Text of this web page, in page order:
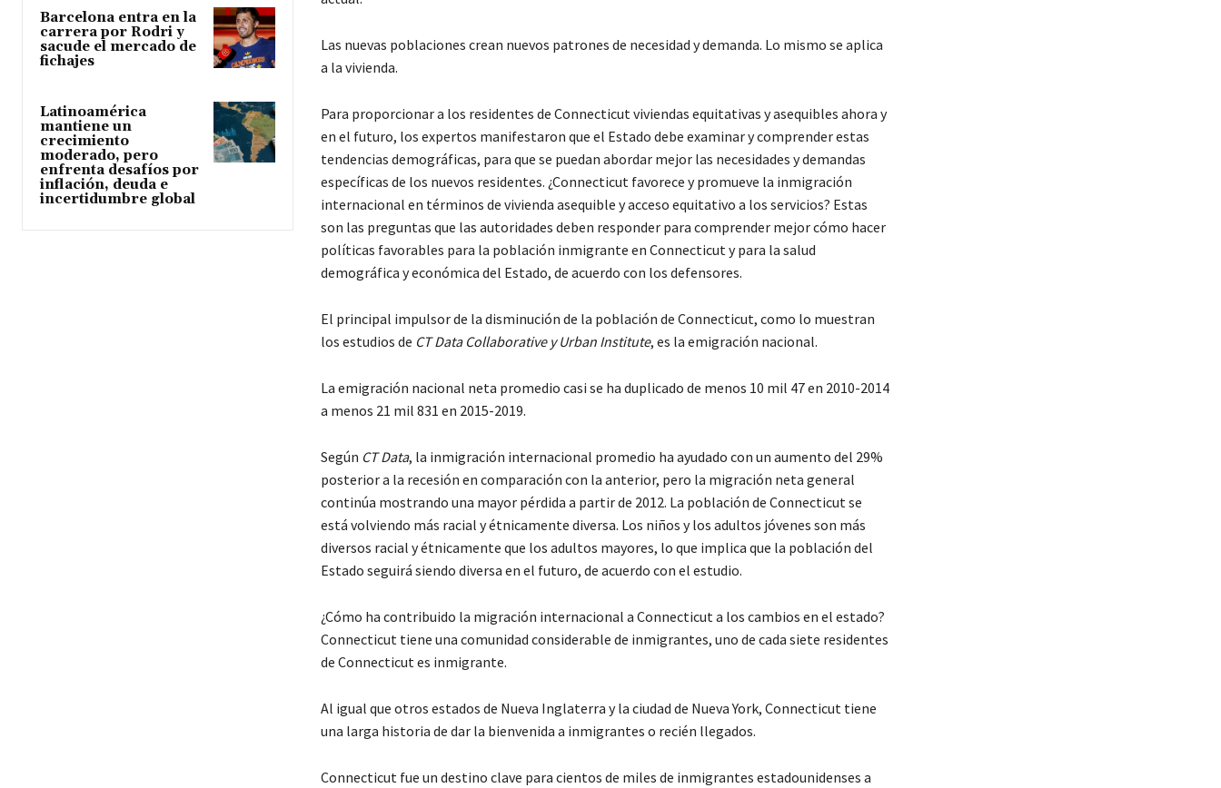
Barcelona entra en la
carrera por Rodri y
sacude el mercado de
fichajes
Latinoamérica
mantiene un
crecimiento
moderado, pero
enfrenta desafíos por
inflación, deuda e
incertidumbre global
Las nuevas poblaciones crean nuevos patrones de necesidad y demanda. Lo mismo se aplica
a la vivienda.
Para proporcionar a los residentes de Connecticut viviendas equitativas y asequibles ahora y
en el futuro, los expertos manifestaron que el Estado debe examinar y comprender estas
tendencias demográficas, para que se puedan abordar mejor las necesidades y demandas
específicas de los nuevos residentes. ¿Connecticut favorece y promueve la inmigración
internacional en términos de vivienda asequible y acceso equitativo a los servicios? Estas
son las preguntas que las autoridades deben responder para comprender mejor cómo hacer
políticas favorables para la población inmigrante en Connecticut y para la salud
demográfica y económica del Estado, de acuerdo con los defensores.
El principal impulsor de la disminución de la población de Connecticut, como lo muestran
los estudios de CT Data Collaborative y Urban Institute, es la emigración nacional.
La emigración nacional neta promedio casi se ha duplicado de menos 10 mil 47 en 2010-2014
a menos 21 mil 831 en 2015-2019.
Según CT Data, la inmigración internacional promedio ha ayudado con un aumento del 29%
posterior a la recesión en comparación con la anterior, pero la migración neta general
continúa mostrando una mayor pérdida a partir de 2012. La población de Connecticut se
está volviendo más racial y étnicamente diversa. Los niños y los adultos jóvenes son más
diversos racial y étnicamente que los adultos mayores, lo que implica que la población del
Estado seguirá siendo diversa en el futuro, de acuerdo con el estudio.
¿Cómo ha contribuido la migración internacional a Connecticut a los cambios en el estado?
Connecticut tiene una comunidad considerable de inmigrantes, uno de cada siete residentes
de Connecticut es inmigrante.
Al igual que otros estados de Nueva Inglaterra y la ciudad de Nueva York, Connecticut tiene
una larga historia de dar la bienvenida a inmigrantes o recién llegados.
Connecticut fue un destino clave para cientos de miles de inmigrantes estadounidenses a